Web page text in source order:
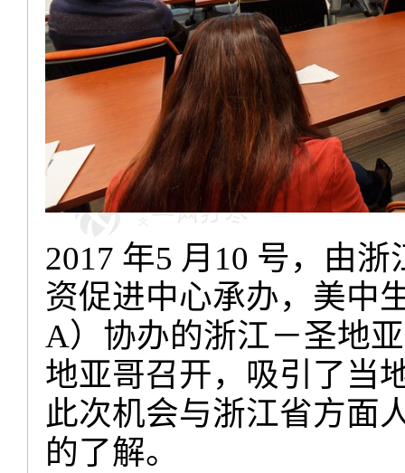
2017 年5 月 10 号，由浙
资促进中心承办，美中
A）协办的浙江－圣地
地亚哥召开，吸引了当
此次机会与浙江省方面
的了解。